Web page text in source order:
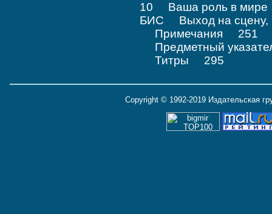
10 Ваша роль в
БИС Выход на
Примечания 251
Предметный
Титры 295
Copyright © 1992-2019 Издательская